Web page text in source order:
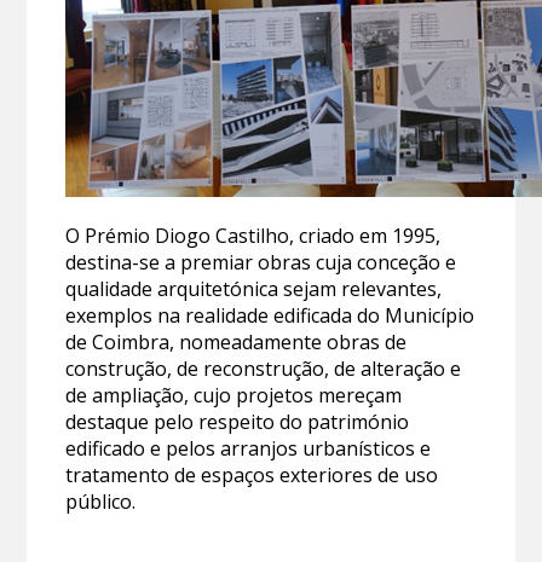
O Prémio Diogo Castilho, criado em 1995,
destina-se a premiar obras cuja conceção e
qualidade arquitetónica sejam relevantes,
exemplos na realidade edificada do Município
de Coimbra, nomeadamente obras de
construção, de reconstrução, de alteração e
de ampliação, cujo projetos mereçam
destaque pelo respeito do património
edificado e pelos arranjos urbanísticos e
tratamento de espaços exteriores de uso
público.